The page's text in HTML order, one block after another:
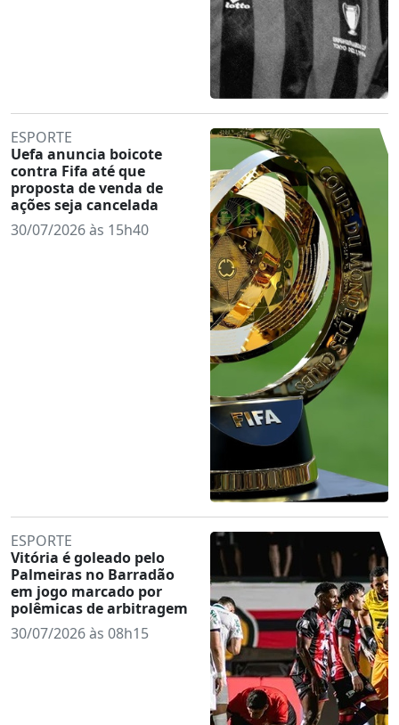
ESPORTE
Uefa anuncia boicote
contra Fifa até que
proposta de venda de
ações seja cancelada
30/07/2026 às 15h40
ESPORTE
Vitória é goleado pelo
Palmeiras no Barradão
em jogo marcado por
polêmicas de arbitragem
30/07/2026 às 08h15